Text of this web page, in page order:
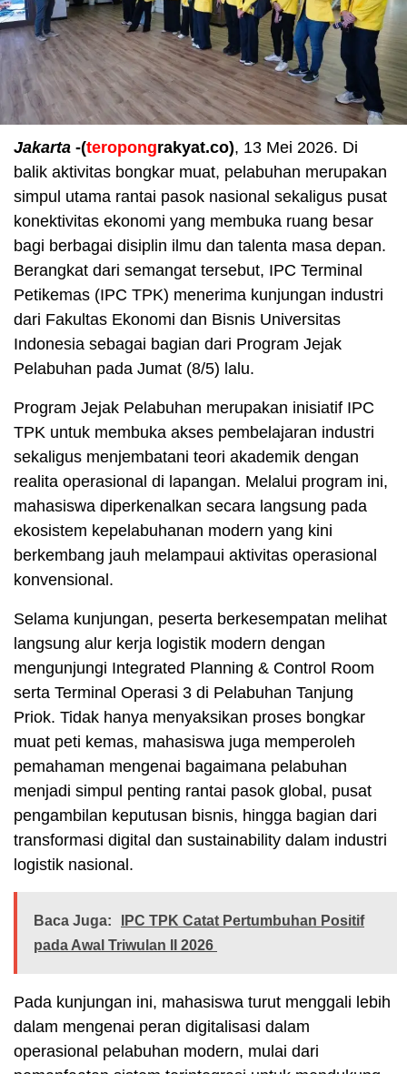
Jakarta -(teropongrakyat.co), 13 Mei 2026. Di
balik aktivitas bongkar muat, pelabuhan merupakan
simpul utama rantai pasok nasional sekaligus pusat
konektivitas ekonomi yang membuka ruang besar
bagi berbagai disiplin ilmu dan talenta masa depan.
Berangkat dari semangat tersebut, IPC Terminal
Petikemas (IPC TPK) menerima kunjungan industri
dari Fakultas Ekonomi dan Bisnis Universitas
Indonesia sebagai bagian dari Program Jejak
Pelabuhan pada Jumat (8/5) lalu.
Program Jejak Pelabuhan merupakan inisiatif IPC
TPK untuk membuka akses pembelajaran industri
sekaligus menjembatani teori akademik dengan
realita operasional di lapangan. Melalui program ini,
mahasiswa diperkenalkan secara langsung pada
ekosistem kepelabuhanan modern yang kini
berkembang jauh melampaui aktivitas operasional
konvensional.
Selama kunjungan, peserta berkesempatan melihat
langsung alur kerja logistik modern dengan
mengunjungi Integrated Planning & Control Room
serta Terminal Operasi 3 di Pelabuhan Tanjung
Priok. Tidak hanya menyaksikan proses bongkar
muat peti kemas, mahasiswa juga memperoleh
pemahaman mengenai bagaimana pelabuhan
menjadi simpul penting rantai pasok global, pusat
pengambilan keputusan bisnis, hingga bagian dari
transformasi digital dan sustainability dalam industri
logistik nasional.
Baca Juga:
IPC TPK Catat Pertumbuhan Positif
pada Awal Triwulan II 2026
Pada kunjungan ini, mahasiswa turut menggali lebih
dalam mengenai peran digitalisasi dalam
operasional pelabuhan modern, mulai dari